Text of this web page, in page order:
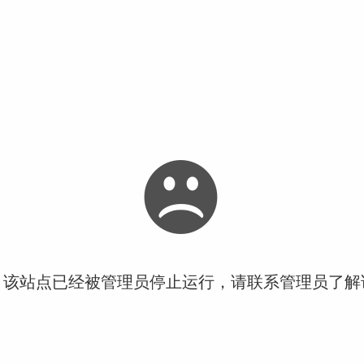
站点已经被管理员停止运行，请联系管理员了